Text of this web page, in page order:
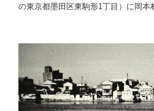
アクセス
個人情報保護方針
施工実績
の東京都墨田区東駒形1丁目）に岡本